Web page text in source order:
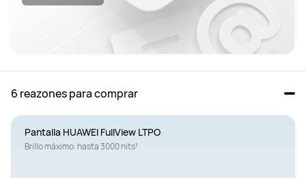
6 reazones para comprar
Pantalla HUAWEI FullView LTPO
Brillo máximo: hasta 3000 nits¹